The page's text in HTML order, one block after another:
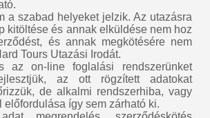
a szabad helyeket jelzik. Az utazásra
kitöltése és annak elküldése nem hoz
és annak megkötésére nem
Tours Utazási Irodát.
az on-line foglalási rendszerünket
az ott rögzített adatokat
de alkalmi rendszerhiba, vagy
előfordulása így sem zárható ki.